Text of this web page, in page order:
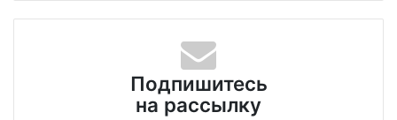
Подпишитесь
на рассылку